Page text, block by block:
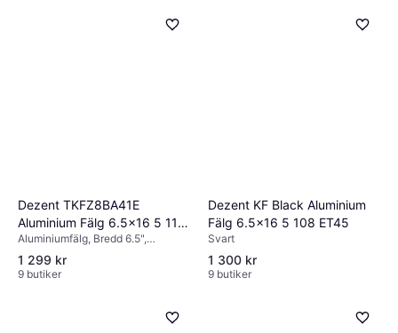
Dezent TKFZ8BA41E
Aluminium Fälg 6.5x16 5 112
ET41 B57
Aluminiumfälg, Bredd 6.5",
Diameter 16", Svart
1 299 kr
9 butiker
Dezent KF Black Aluminium
Fälg 6.5x16 5 108 ET45
Svart
1 300 kr
9 butiker